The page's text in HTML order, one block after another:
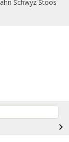
Schwyz Stoos
navigate_next